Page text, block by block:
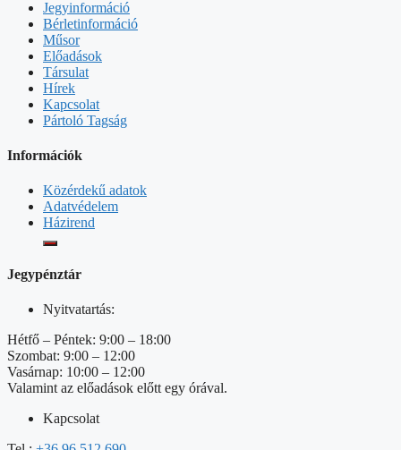
Jegyinformáció
Bérletinformáció
Műsor
Előadások
Társulat
Hírek
Kapcsolat
Pártoló Tagság
Információk
Közérdekű adatok
Adatvédelem
Házirend
Jegypénztár
Nyitvatartás:
Hétfő – Péntek: 9:00 – 18:00
Szombat: 9:00 – 12:00
Vasárnap: 10:00 – 12:00
Valamint az előadások előtt egy órával.
Kapcsolat